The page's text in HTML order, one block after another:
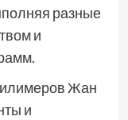
разные
и
Жан
и